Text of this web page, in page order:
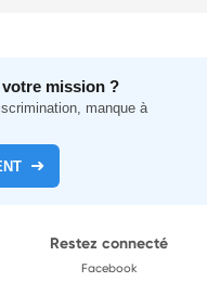
mission ?
manque à
Restez connecté
Facebook